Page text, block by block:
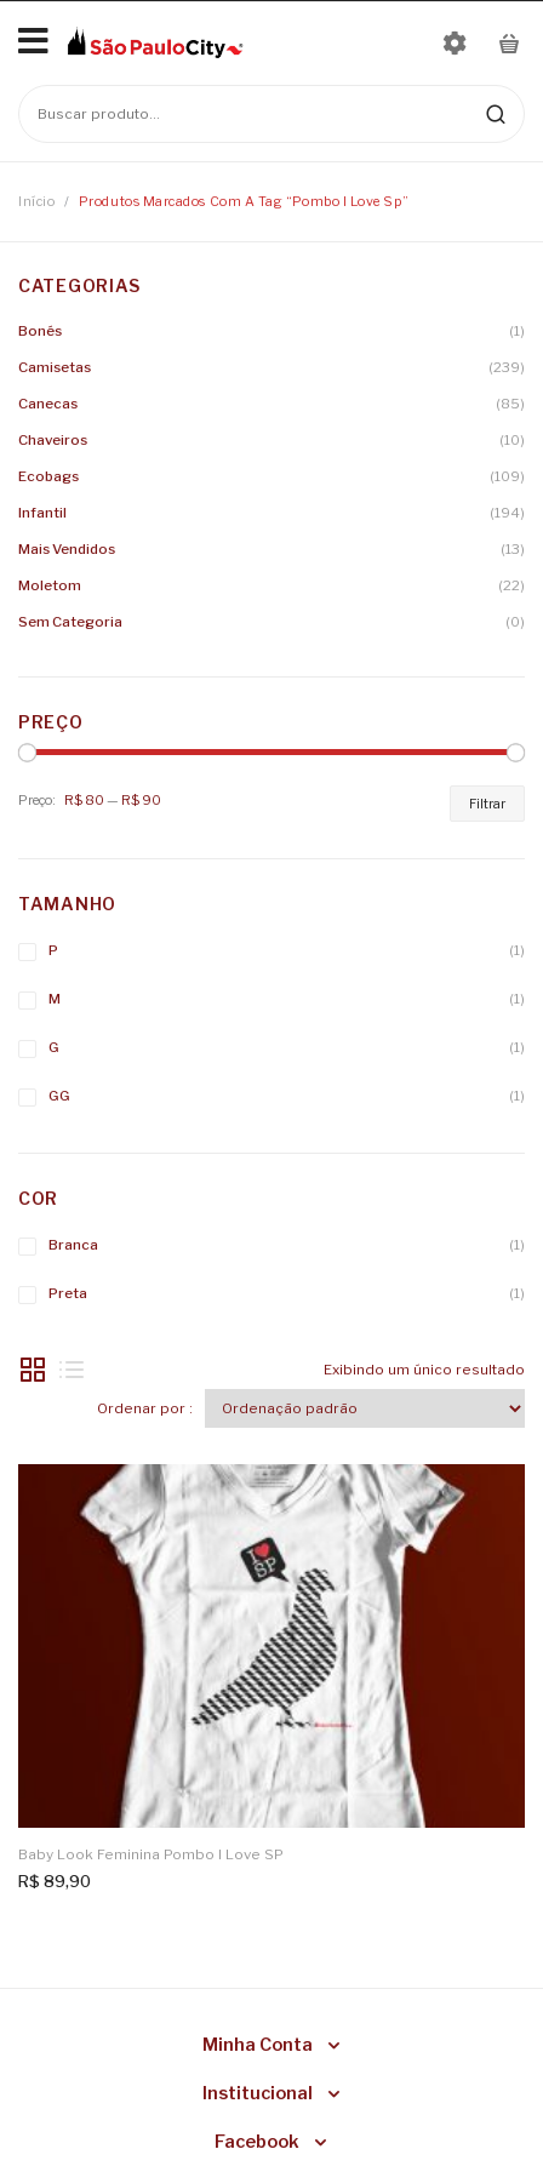
Bonés
Baby Look
Moletons
Camisetas Infantis
Chaveiros
Ecobags
Início / Produtos Marcados Com A Tag “pombo I Love Sp”
CATEGORIAS
Bonés (1)
Camisetas (239)
Canecas (85)
Chaveiros (10)
Ecobags (109)
Infantil (194)
Mais Vendidos (13)
Moletom (22)
Sem Categoria (0)
PREÇO
Filtrar
Preço: R$ 80 — R$ 90
TAMANHO
P (1)
M (1)
G (1)
GG (1)
COR
Branca (1)
Preta (1)
Exibindo um único resultado
Ordenar por :
Baby Look Feminina Pombo I Love SP
R$ 89,90
Minha Conta
Institucional
Facebook